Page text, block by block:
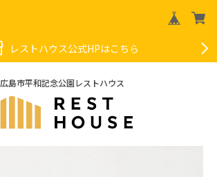
レストハウス公式HPはこちら
広島市平和記念公園レストハウス